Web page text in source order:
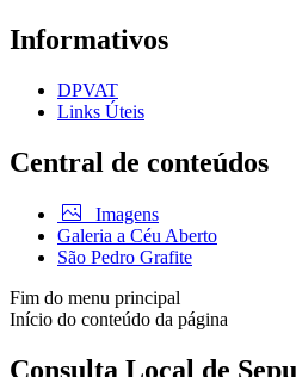
Informativos
DPVAT
Links Úteis
Central de conteúdos
Imagens
Galeria a Céu Aberto
São Pedro Grafite
Fim do menu principal
Início do conteúdo da página
Consulta Local de